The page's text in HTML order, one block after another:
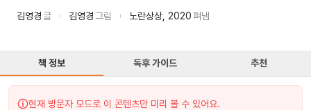
김영경 글 김영경 그림 노란상상 2020펴냄
책 정보 독후 가이드 추천
현재 방문자 모드로 이 콘텐츠만 미리 볼 수 있어요.